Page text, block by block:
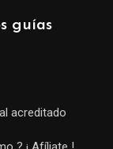
guías
acreditado